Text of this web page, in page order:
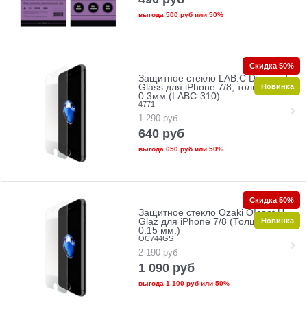
выгода 500 рубили 50%
Защитное стекло LAB.C Diamond
Glass для iPhone 7/8, толщина
0.3мм (LABC-310)
4771
1 290 руб
640 руб
выгода 650 рубили 50%
Скидка 50%
Новинка
Защитное стекло Ozaki O!coat U-
Glaz для iPhone 7/8 (Толщина:
0.15 мм.)
OC744GS
2 190 руб
1 090 руб
выгода 1 100 рубили 50%
Скидка 50%
Новинка